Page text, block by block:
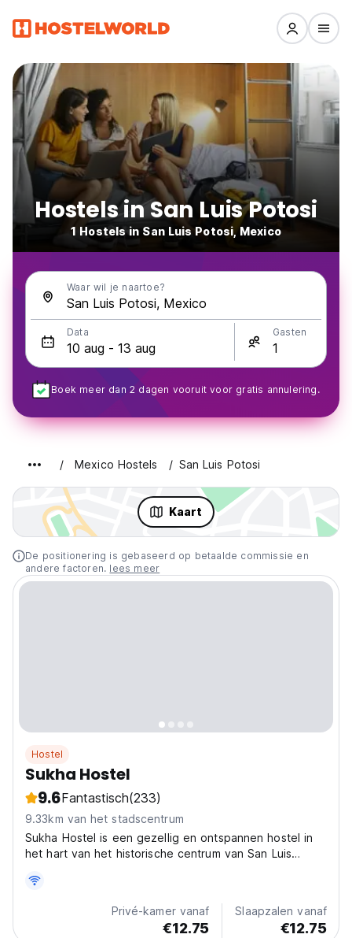
Hostels in San Luis Potosi
1 Hostels in San Luis Potosi, Mexico
Waar wil je naartoe?
Data Gasten
Boek meer dan 2 dagen vooruit voor gratis annulering.
Mexico Hostels San Luis Potosi
Kaart
De positionering is gebaseerd op betaalde commissie en
andere factoren. lees meer
Hostel
Sukha Hostel
9.6Fantastisch(233)
9.33km van het stadscentrum
Sukha Hostel is een gezellig en ontspannen hostel in
het hart van het historische centrum van San Luis
Privé-kamer vanaf
€12.75
Slaapzalen vanaf
€12.75